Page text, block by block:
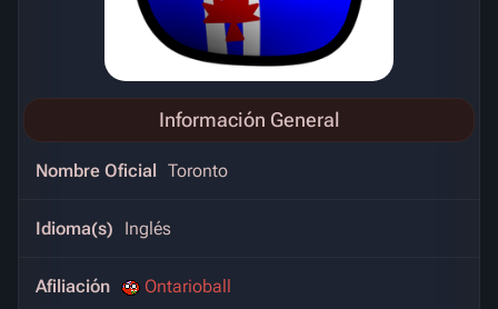
Información General
Nombre Oficial Toronto
Idioma(s) Inglés
Afiliación Ontarioball